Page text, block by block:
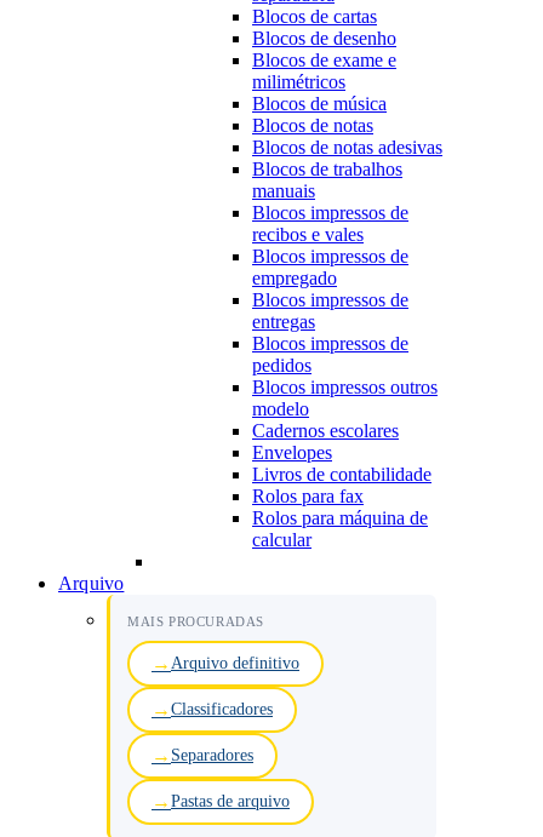
Blocos de cartas
Blocos de desenho
Blocos de exame e
milimétricos
Blocos de música
Blocos de notas
Blocos de notas adesivas
Blocos de trabalhos
manuais
Blocos impressos de
recibos e vales
Blocos impressos de
empregado
Blocos impressos de
entregas
Blocos impressos de
pedidos
Blocos impressos outros
modelo
Cadernos escolares
Envelopes
Livros de contabilidade
Rolos para fax
Rolos para máquina de
calcular
Arquivo
MAIS PROCURADAS
Arquivo definitivo
Classificadores
Separadores
Pastas de arquivo